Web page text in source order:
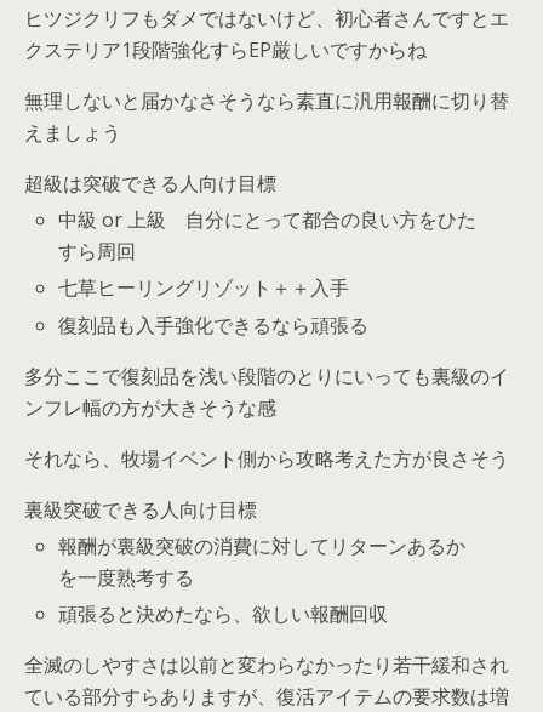
ヒツジクリフもダメではないけど、初心者さんですとエ
クステリア1段階強化すらEP厳しいですからね
無理しないと届かなさそうなら素直に汎用報酬に切り替
えましょう
超級は突破できる人向け目標
中級 or 上級 自分にとって都合の良い方をひた
すら周回
七草ヒーリングリゾット＋＋入手
復刻品も入手強化できるなら頑張る
多分ここで復刻品を浅い段階のとりにいっても裏級のイ
ンフレ幅の方が大きそうな感
それなら、牧場イベント側から攻略考えた方が良さそう
裏級突破できる人向け目標
報酬が裏級突破の消費に対してリターンあるか
を一度熟考する
頑張ると決めたなら、欲しい報酬回収
全滅のしやすさは以前と変わらなかったり若干緩和され
ている部分すらありますが、復活アイテムの要求数は増